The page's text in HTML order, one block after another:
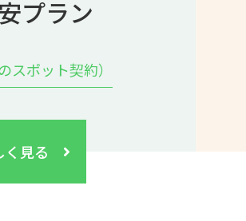
プラン
スポット契約）
く見る